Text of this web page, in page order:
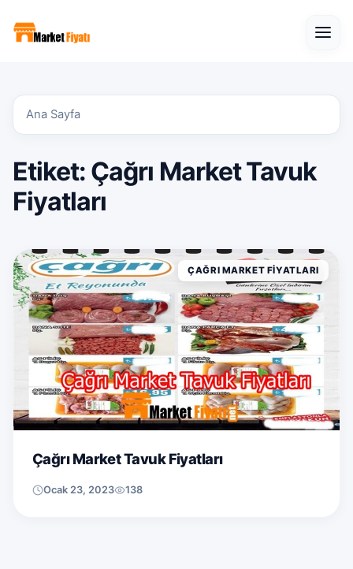
Ana Sayfa
Etiket: Çağrı Market Tavuk
Fiyatları
ÇAĞRI MARKET FIYATLARI
Çağrı Market Tavuk Fiyatları
Ocak 23, 2023 138